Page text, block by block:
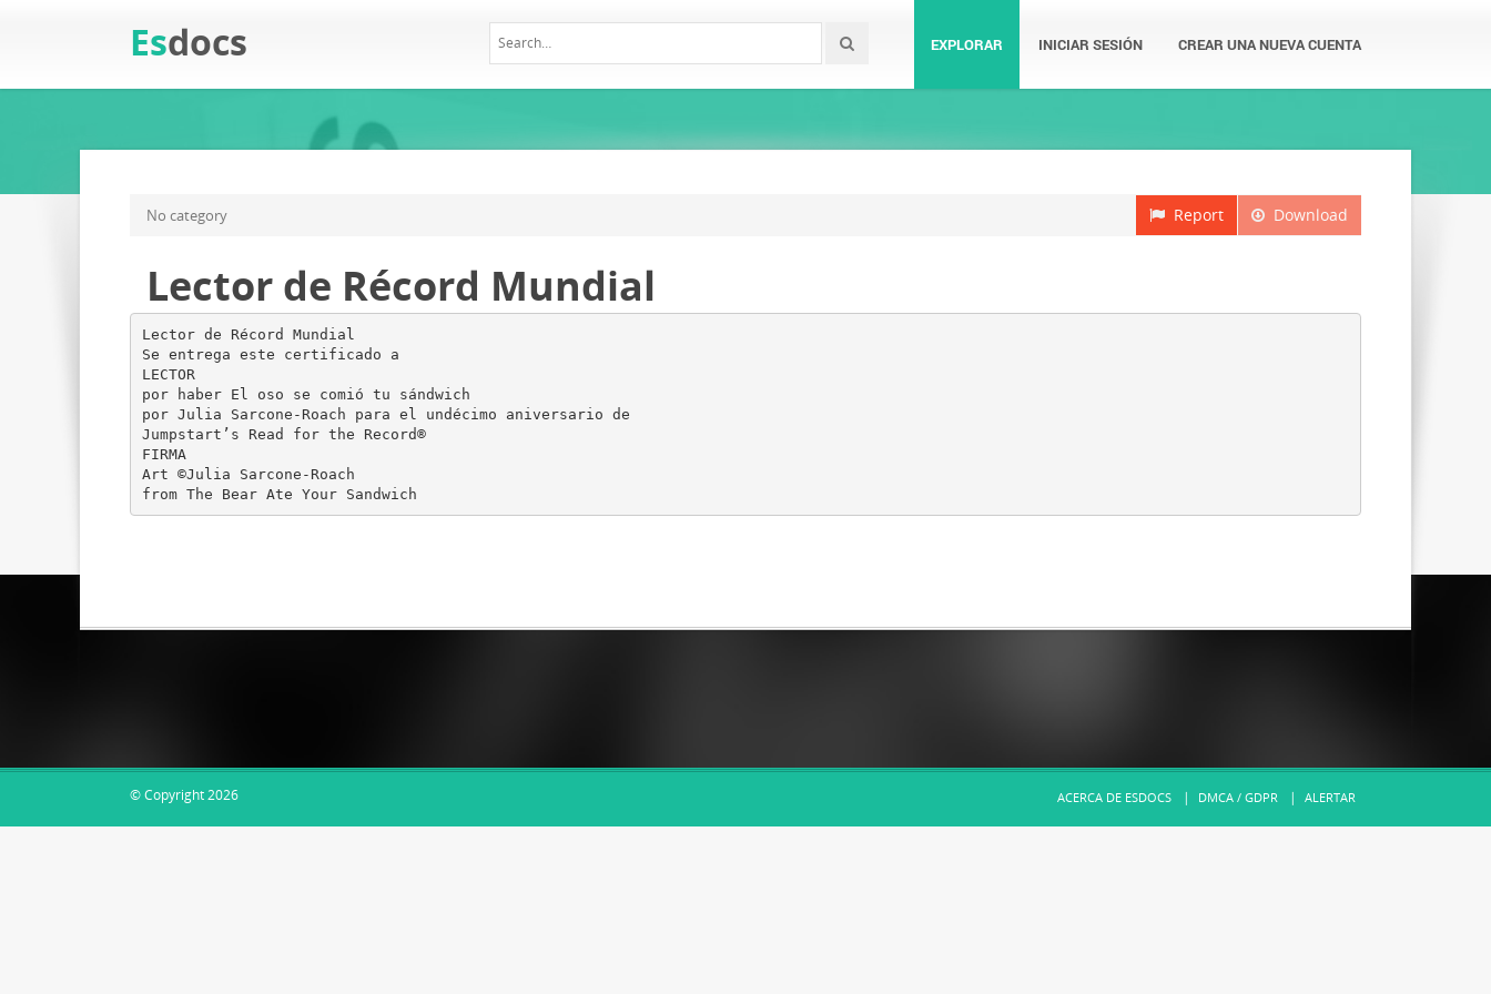
Esdocs EXPLORAR INICIAR SESIÓN CREAR UNA NUEVA CUENTA
Download
Report
No category
Lector de Récord Mundial
Lector de Récord Mundial
Se entrega este certificado a
LECTOR
por haber El oso se comió tu sándwich
por Julia Sarcone-Roach para el undécimo aniversario de
Jumpstart’s Read for the Record®
FIRMA
Art ©Julia Sarcone-Roach
© Copyright 2026 ACERCA DE ESDOCS DMCA / GDPR ALERTAR